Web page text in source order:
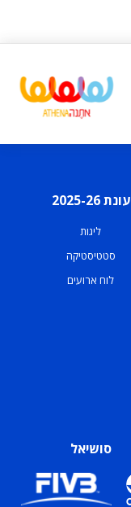
עונת 2025-26
ליגות
סטטיסטיקה
לוח ארועים
סושיאל